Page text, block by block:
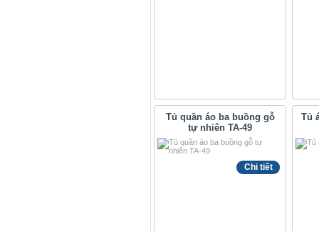
Tủ quần áo ba buồng gỗ
tự nhiên TA-49
Chi tiết
Tủ